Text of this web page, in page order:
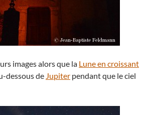
images alors que la Lune en croissant
dessous de Jupiter pendant que le ciel